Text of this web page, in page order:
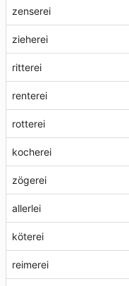
zenserei
zieherei
ritterei
renterei
rotterei
kocherei
zögerei
allerlei
köterei
reimerei